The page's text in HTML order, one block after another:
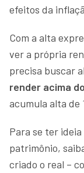
efeitos da
Com a alta
ver a própria
precisa buscar
render acima
acumula alta de
Para se ter
patrimônio,
criado o real –